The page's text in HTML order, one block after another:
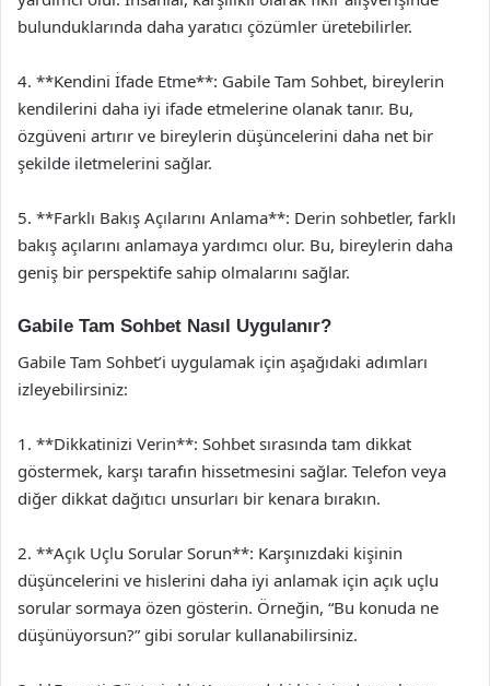
bulunduklarında daha yaratıcı çözümler üretebilirler.
4. **Kendini İfade Etme**: Gabile Tam Sohbet, bireylerin
kendilerini daha iyi ifade etmelerine olanak tanır. Bu,
özgüveni artırır ve bireylerin düşüncelerini daha net bir
şekilde iletmelerini sağlar.
5. **Farklı Bakış Açılarını Anlama**: Derin sohbetler, farklı
bakış açılarını anlamaya yardımcı olur. Bu, bireylerin daha
geniş bir perspektife sahip olmalarını sağlar.
Gabile Tam Sohbet Nasıl Uygulanır?
Gabile Tam Sohbet’i uygulamak için aşağıdaki adımları
izleyebilirsiniz:
1. **Dikkatinizi Verin**: Sohbet sırasında tam dikkat
göstermek, karşı tarafın hissetmesini sağlar. Telefon veya
diğer dikkat dağıtıcı unsurları bir kenara bırakın.
2. **Açık Uçlu Sorular Sorun**: Karşınızdaki kişinin
düşüncelerini ve hislerini daha iyi anlamak için açık uçlu
sorular sormaya özen gösterin. Örneğin, “Bu konuda ne
düşünüyorsun?” gibi sorular kullanabilirsiniz.